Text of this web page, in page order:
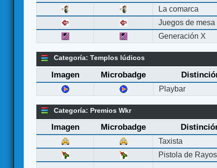
La comarca
Juegos de mesa
Generación X
Categoría: Templos lúdicos
Imagen Microbadge
Playbar
Categoría: Premios Wkr
Imagen Microbadge
Taxista
Pistola de Rayos